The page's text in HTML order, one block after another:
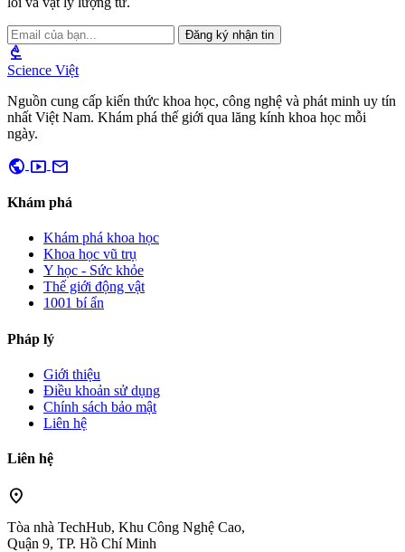
Đăng ký nhận tin
biotech
Science Việt
Nguồn cung cấp kiến thức khoa học, công nghệ và phát minh uy tín
nhất Việt Nam. Khám phá thế giới qua lăng kính khoa học mỗi
ngày.
public smart_display mail
Khám phá
Khám phá khoa học
Khoa học vũ trụ
Y học - Sức khỏe
Thế giới động vật
1001 bí ẩn
Pháp lý
Giới thiệu
Điều khoản sử dụng
Chính sách bảo mật
Liên hệ
Liên hệ
location_on
Tòa nhà TechHub, Khu Công Nghệ Cao,
Quận 9, TP. Hồ Chí Minh